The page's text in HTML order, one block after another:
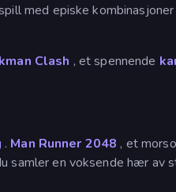
med episke
Clash , et spennende
. Man Runner 2048 , et
samler en voksende hær av